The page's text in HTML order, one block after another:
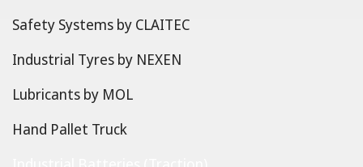
Safety Systems by CLAITEC
Industrial Tyres by NEXEN
Lubricants by MOL
Hand Pallet Truck